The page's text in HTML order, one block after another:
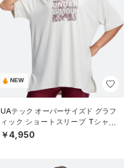
NEW
UAテック オーバーサイズド グラフ
ィック ショートスリーブ Tシャツ
（トレーニング/WOMEN）
￥4,950